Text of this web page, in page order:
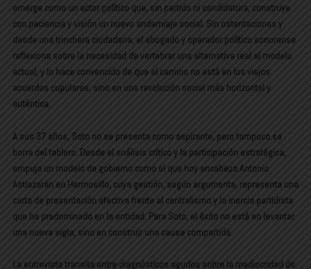
emerge como un actor político que, sin partido ni candidatura, construye
con paciencia y visión un nuevo andamiaje social. Sin ostentaciones y
desde una trinchera ciudadana, el abogado y operador político sonorense
reflexiona sobre la necesidad de vertebrar una alternativa real al modelo
actual, y lo hace convencido de que el camino no está en los viejos
acuerdos cupulares, sino en una revolución social más horizontal y
auténtica.
A sus 37 años, Soto no se presenta como aspirante, pero tampoco se
borra del tablero. Desde el análisis crítico y la participación estratégica,
empuja un modelo de gobierno como el que hoy encabeza Antonio
Astiazarán en Hermosillo, cuya gestión, según argumenta, representa una
carta de presentación efectiva frente al centralismo y la inercia partidista
que ha predominado en la entidad. Para Soto, el éxito no está en levantar
una nueva sigla, sino en construir una causa compartida.
La entrevista transita entre diagnósticos agudos sobre la mediocridad de